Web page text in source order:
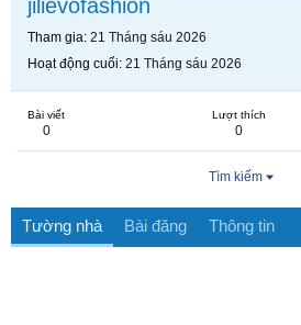
jilievofashion
Tham gia 21 Tháng sáu 2026
Hoạt động cuối 21 Tháng sáu 2026
Bài viết
0
Lượt thích
0
Tìm kiếm
Tường nhà Bài đăng Thông tin